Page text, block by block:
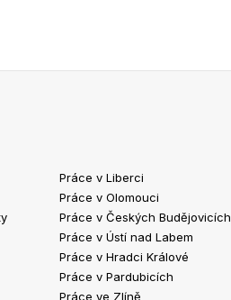
Práce v Liberci
Práce v Olomouci
Práce v Českých Budějovicích
Práce v Ústí nad Labem
Práce v Hradci Králové
Práce v Pardubicích
Práce ve Zlíně